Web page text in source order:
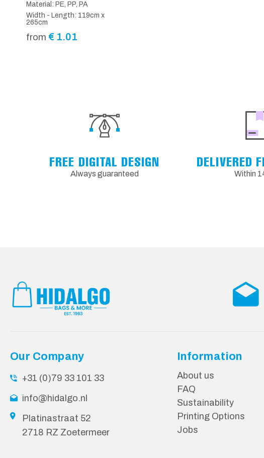
Material: PE, PP, PA
Width - Length: 119cm x
265cm
from € 1.01
FREE DIGITAL DESIGN
Always guaranteed
DELIVERED
Within
Our Company
+31 (0)79 33 101 33
info@hidalgo.nl
Platinastraat 52
2718 RZ Zoetermeer
Information
About us
FAQ
Sustainability
Printing Options
Jobs